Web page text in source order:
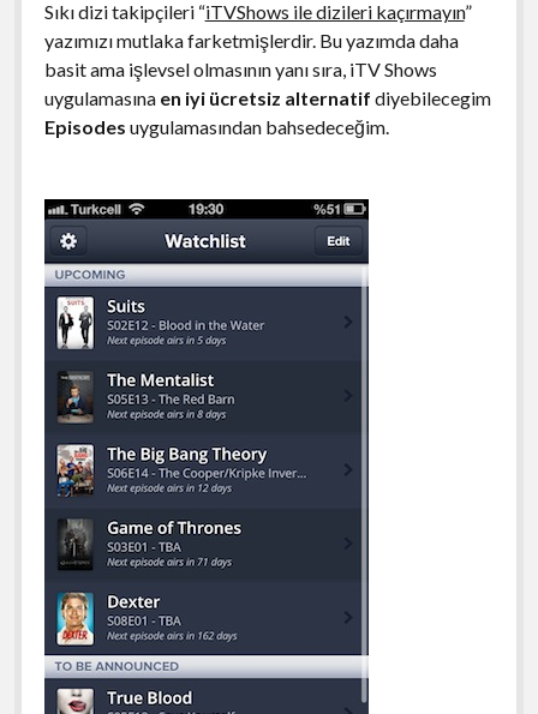
Sıkı dizi takipçileri “iTVShows ile dizileri kaçırmayın”
yazımızı mutlaka farketmişlerdir. Bu yazımda daha
basit ama işlevsel olmasının yanı sıra, iTV Shows
uygulamasına en iyi ücretsiz alternatif diyebilecegim
Episodes uygulamasından bahsedeceğim.